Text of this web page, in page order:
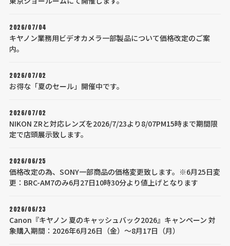
2026/07/04
キヤノン業務用ビデオカメラ一部製品について価格改定のご案
内。
2026/07/02
お得な「夏のセール」開催中です。
2026/07/02
NIKON ZRと対応レンズを2026/7/23より8/07PM15時まで期間限
定で店頭展示致します。
2026/06/25
価格改定の為、SONY一部商品の価格変更致します。※6月25日変
更：BRC-AM7のみ6月27日10時30分より値上げとなります
2026/06/23
Canon『キヤノン 夏のキャッシュバック2026』キャンペーン 対
象購入期間：2026年6月26日（金）～8月17日（月）